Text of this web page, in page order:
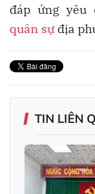
đáp ứng yêu
quân sự địa
TIN LIÊN